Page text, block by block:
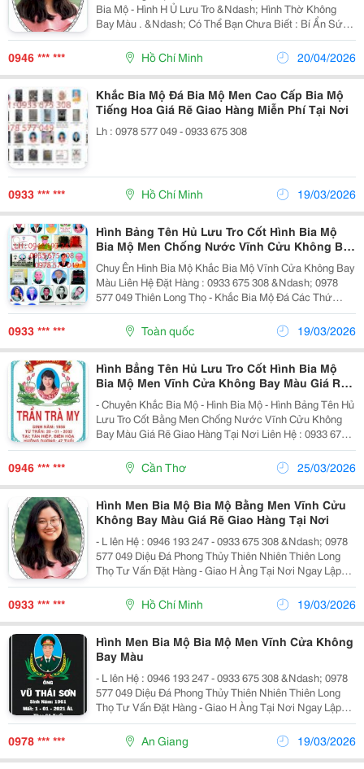
Bia Mộ - Hình H Ủ Lưu Tro &Ndash; Hình Thờ Không
Bay Màu . &Ndash; Có Thể Bạn Chưa Biết : Bí Ẩn Sức
Mạnh Huy Ền Bí Thu Hút : Sức Khỏe, Tài Lộc, Bình An ,
Thịnh Vượng - T Hành Công, May Mắn,...
0946 *** *** Hồ Chí Minh 20/04/2026
Khắc Bia Mộ Đá Bia Mộ Men Cao Cấp Bia Mộ
Tiếng Hoa Giá Rẽ Giao Hàng Miễn Phí Tại Nơi
Lh : 0978 577 049 - 0933 675 308
0933 *** *** Hồ Chí Minh 19/03/2026
Hình Bảng Tên Hủ Lưu Tro Cốt Hình Bia Mộ
Bia Mộ Men Chống Nước Vĩnh Cửu Không Bay
Màu Giá Rẽ Giao Hàng Tại Nơi
Chuy Ên Hình Bia Mộ Khắc Bia Mộ Vĩnh Cửa Không Bay
Màu Liên Hệ Đặt Hàng : 0933 675 308 &Ndash; 0978
577 049 Thiên Long Thọ - Khắc Bia Mộ Đá Các Thứ
Tiếng Trên Thế Giới. - Chuyên Khắc Bia Mộ Đá Các
Tiếng Trên Thế Giới &Ndash; Bia Mộ Người...
0933 *** *** Toàn quốc 19/03/2026
Hình Bẳng Tên Hủ Lưu Tro Cốt Hình Bia Mộ
Bia Mộ Men Vĩnh Cửa Không Bay Màu Giá Rẽ
Giao Hàng Tại Nơi
- Chuyên Khắc Bia Mộ - Hình Bia Mộ - Hình Bảng Tên Hủ
Lưu Tro Cốt Bằng Men Chống Nước Vĩnh Cửu Không
Bay Màu Giá Rẽ Giao Hàng Tại Nơi Liên Hệ : 0933 675
308 - 0978 577 049
0946 *** *** Cần Thơ 25/03/2026
Hình Men Bia Mộ Bia Mộ Bằng Men Vĩnh Cửu
Không Bay Màu Giá Rẽ Giao Hàng Tại Nơi
- L Iên Hệ : 0946 193 247 - 0933 675 308 &Ndash; 0978
577 049 Diệu Đá Phong Thủy Thiên Nhiên Thiên Long
Thọ Tư Vấn Đặt Hàng - Giao H Àng Tại Nơi Ngay Lập
Tức . - Tư Vấn Thiết Kế Xây Dựng Mộ - Khắc Bia - Đá
Hoa Cương , Đá Khối Thiên Nhiên...
0933 *** *** Hồ Chí Minh 19/03/2026
Hình Men Bia Mộ Bia Mộ Men Vĩnh Cửa Không
Bay Màu
- L Iên Hệ : 0946 193 247 - 0933 675 308 &Ndash; 0978
577 049 Diệu Đá Phong Thủy Thiên Nhiên Thiên Long
Thọ Tư Vấn Đặt Hàng - Giao H Àng Tại Nơi Ngay Lập
Tức . - Tư Vấn Thiết Kế Xây Dựng Mộ - Khắc Bia - Đá
Hoa Cương , Đá Khối Thiên Nhiên...
0978 *** *** An Giang 19/03/2026